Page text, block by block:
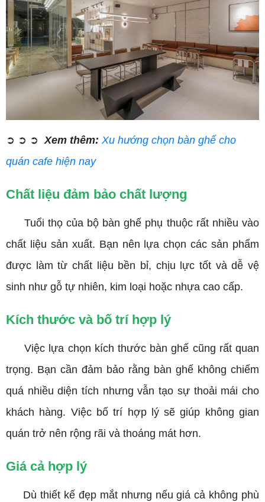
➲ ➲ ➲Xem thêm: Xu hướng chọn bàn ghế cho
quán cafe hiện nay
Chất liệu đảm bảo chất lượng
Tuổi thọ của bộ bàn ghế phụ thuộc rất nhiều vào
chất liệu sản xuất. Bạn nên lựa chọn các sản phẩm
được làm từ chất liệu bền bỉ, chịu lực tốt và dễ vệ
sinh như gỗ tự nhiên, kim loại hoặc nhựa cao cấp.
Kích thước và bố trí hợp lý
Việc lựa chọn kích thước bàn ghế cũng rất quan
trọng. Bạn cần đảm bảo rằng bàn ghế không chiếm
quá nhiều diện tích nhưng vẫn tạo sự thoải mái cho
khách hàng. Việc bố trí hợp lý sẽ giúp không gian
quán trở nên rộng rãi và thoáng mát hơn.
Giá cả hợp lý
Dù thiết kế đẹp mắt nhưng nếu giá cả không phù